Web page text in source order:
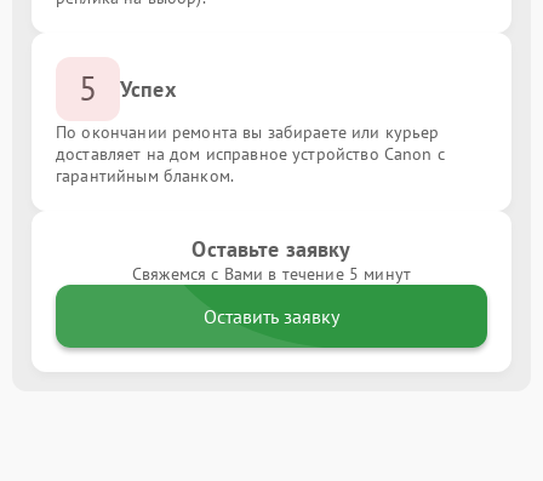
5 Успех
По окончании ремонта вы забираете или курьер
доставляет на дом исправное устройство Canon с
гарантийным бланком.
Оставьте заявку
Свяжемся с Вами в течение 5 минут
Оставить заявку